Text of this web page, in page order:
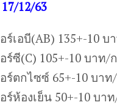
12/63
ร์เอบี(AB) 135+-10 บ
ร์ซี(C) 105+-10 บาท/
ร์ตกไซซ์ 65+-10 บาท
ร์ห้องเย็น 50+-10 บา